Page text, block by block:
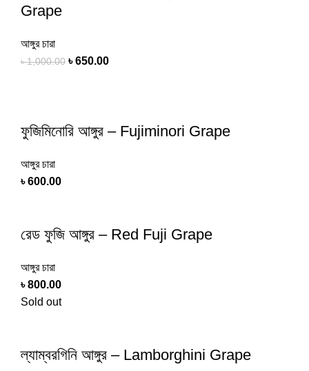
Grape
আঙ্গুর চারা
৳1,000.00 ৳650.00
ফুজিমিনোরি আঙ্গুর – Fujiminori Grape
আঙ্গুর চারা
৳600.00
রেড ফুজি আঙ্গুর – Red Fuji Grape
আঙ্গুর চারা
৳800.00
Sold out
ল্যাম্বরগিনি আঙ্গুর – Lamborghini Grape